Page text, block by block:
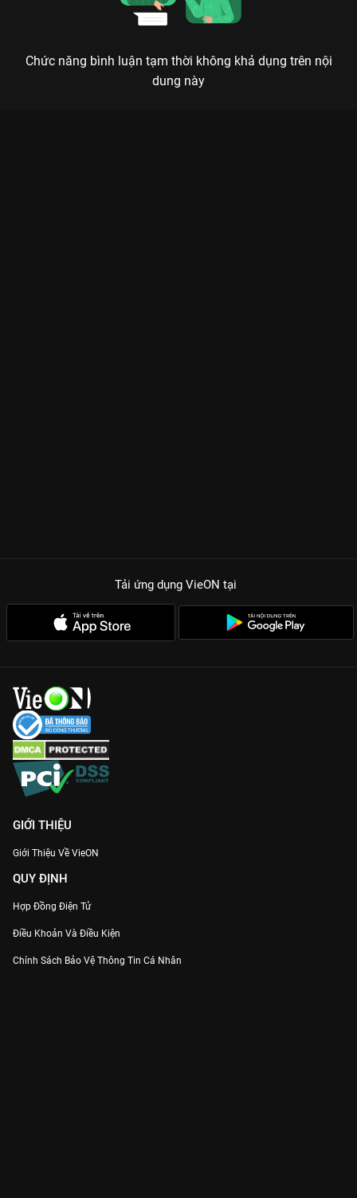
Chức năng bình luận tạm thời không khả dụng trên nội
dung này
Tải ứng dụng VieON tại
GIỚI THIỆU
Giới Thiệu Về VieON
QUY ĐỊNH
Hợp Đồng Điện Tử
Điều Khoản Và Điều Kiện
Chính Sách Bảo Vệ Thông Tin Cá Nhân